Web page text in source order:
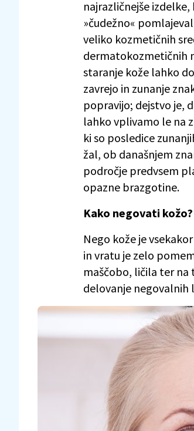
najrazličnejše izdelke,
»čudežno«
veliko kozmetičnih
dermatokozmetičnih
staranje kože lahko
zavrejo in zunanje
popravijo; dejstvo je,
lahko vplivamo le na
ki so posledice
žal, ob današnjem
področje predvsem
opazne brazgotine.
Kako negovati kožo?
Nego kože je
in vratu je zelo
maščobo, ličila ter na
delovanje negovalnih